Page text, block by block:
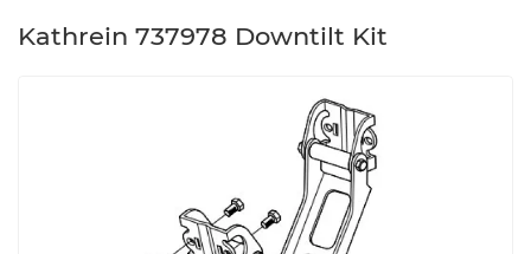
Kathrein 737978 Downtilt Kit